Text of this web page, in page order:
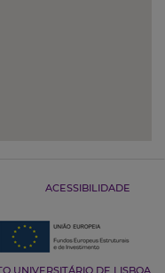
ACESSIBILIDADE